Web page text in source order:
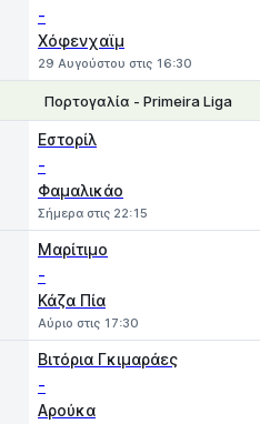
-
Χόφενχαϊμ
29 Αυγούστου στις 16:30
Πορτογαλία - Primeira Liga
Εστορίλ
-
Φαμαλικάο
Σήμερα στις 22:15
Μαρίτιμο
-
Κάζα Πία
Αύριο στις 17:30
Βιτόρια Γκιμαράες
-
Αρούκα